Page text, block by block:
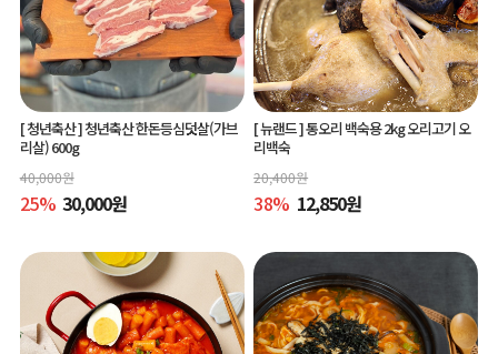
[ 청년축산 ]청년축산 한돈등심덧살(가브
리살) 600g
40,000원
25% 30,000원
[ 뉴랜드 ]통오리 백숙용 2kg 오리고기 오
리백숙
20,400원
38% 12,850원